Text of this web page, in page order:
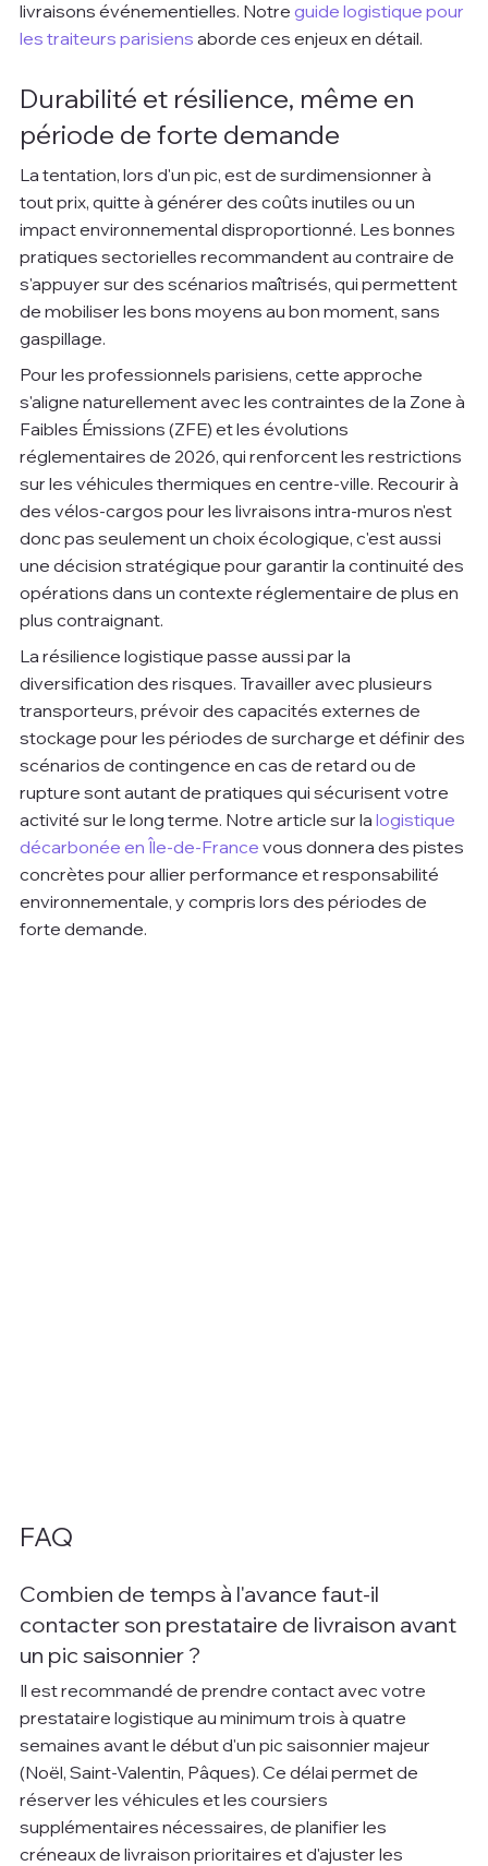
livraisons événementielles. Notre guide logistique pour
les traiteurs parisiens aborde ces enjeux en détail.
Durabilité et résilience, même en
période de forte demande
La tentation, lors d'un pic, est de surdimensionner à
tout prix, quitte à générer des coûts inutiles ou un
impact environnemental disproportionné. Les bonnes
pratiques sectorielles recommandent au contraire de
s'appuyer sur des scénarios maîtrisés, qui permettent
de mobiliser les bons moyens au bon moment, sans
gaspillage.
Pour les professionnels parisiens, cette approche
s'aligne naturellement avec les contraintes de la Zone à
Faibles Émissions (ZFE) et les évolutions
réglementaires de 2026, qui renforcent les restrictions
sur les véhicules thermiques en centre-ville. Recourir à
des vélos-cargos pour les livraisons intra-muros n'est
donc pas seulement un choix écologique, c'est aussi
une décision stratégique pour garantir la continuité des
opérations dans un contexte réglementaire de plus en
plus contraignant.
La résilience logistique passe aussi par la
diversification des risques. Travailler avec plusieurs
transporteurs, prévoir des capacités externes de
stockage pour les périodes de surcharge et définir des
scénarios de contingence en cas de retard ou de
rupture sont autant de pratiques qui sécurisent votre
activité sur le long terme. Notre article sur la logistique
décarbonée en Île-de-France vous donnera des pistes
concrètes pour allier performance et responsabilité
environnementale, y compris lors des périodes de
forte demande.
FAQ
Combien de temps à l'avance faut-il
contacter son prestataire de livraison avant
un pic saisonnier ?
Il est recommandé de prendre contact avec votre
prestataire logistique au minimum trois à quatre
semaines avant le début d'un pic saisonnier majeur
(Noël, Saint-Valentin, Pâques). Ce délai permet de
réserver les véhicules et les coursiers
supplémentaires nécessaires, de planifier les
créneaux de livraison prioritaires et d'ajuster les